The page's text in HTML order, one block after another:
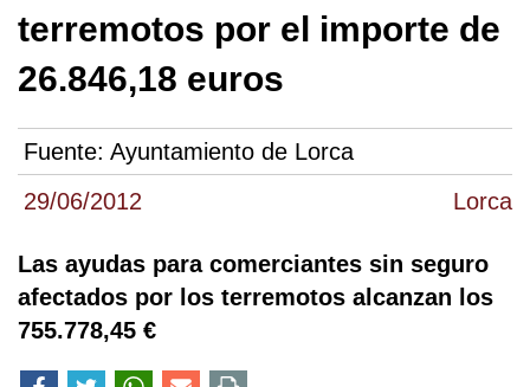
29/06/2012 Lorca
terremotos por el importe de
26.846,18 euros
Fuente: Ayuntamiento de Lorca
Las ayudas para comerciantes sin seguro
afectados por los terremotos alcanzan los
755.778,45 €